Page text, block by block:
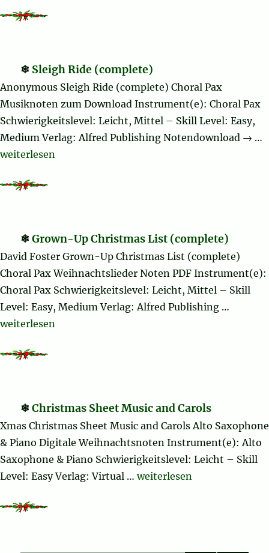
Sleigh Ride (complete)
Anonymous Sleigh Ride (complete) Choral Pax
Musiknoten zum Download Instrument(e): Choral Pax
Schwierigkeitslevel: Leicht, Mittel – Skill Level: Easy,
Medium Verlag: Alfred Publishing Notendownload → …
„Sleigh Ride (complete)“
weiterlesen
Grown-Up Christmas List (complete)
David Foster Grown-Up Christmas List (complete)
Choral Pax Weihnachtslieder Noten PDF Instrument(e):
Choral Pax Schwierigkeitslevel: Leicht, Mittel – Skill
Level: Easy, Medium Verlag: Alfred Publishing …
„Grown-Up Christmas List (complete)“
weiterlesen
Christmas Sheet Music and Carols
Xmas Christmas Sheet Music and Carols Alto Saxophone
& Piano Digitale Weihnachtsnoten Instrument(e): Alto
Saxophone & Piano Schwierigkeitslevel: Leicht – Skill
Level: Easy Verlag: Virtual …„Christmas Sheet Music
weiterlesen